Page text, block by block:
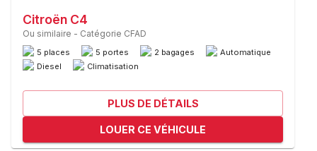
Citroën C4
Ou similaire - Catégorie CFAD
5 places 5 portes 2 bagages
Automatique
Diesel
Climatisation
PLUS DE DÉTAILS
LOUER CE VÉHICULE